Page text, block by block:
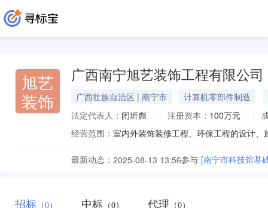
旭艺
装饰
广西南宁旭艺装饰工程有限公司
广西壮族自治区 | 南宁市 计算机零部件制造
法定代表人： 闭圻彪 注册资本： 100万元
经营范围：
最新动态： 2025-08-13 13:56参与 [南宁市科技馆基
招标 （0） 中标 （0） 代理 （0）